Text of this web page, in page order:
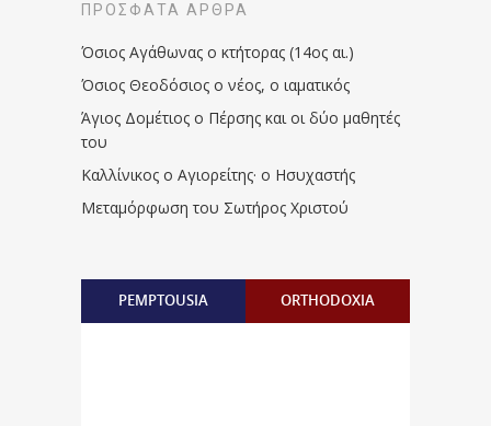
ΠΡΌΣΦΑΤΑ ΆΡΘΡΑ
Όσιος Αγάθωνας ο κτήτορας (14ος αι.)
Όσιος Θεοδόσιος ο νέος, ο ιαματικός
Άγιος Δομέτιος ο Πέρσης και οι δύο μαθητές
του
Καλλίνικος ο Αγιορείτης · ο Ησυχαστής
Μεταμόρφωση του Σωτήρος Χριστού
PEMPTOUSIA ORTHODOXIA